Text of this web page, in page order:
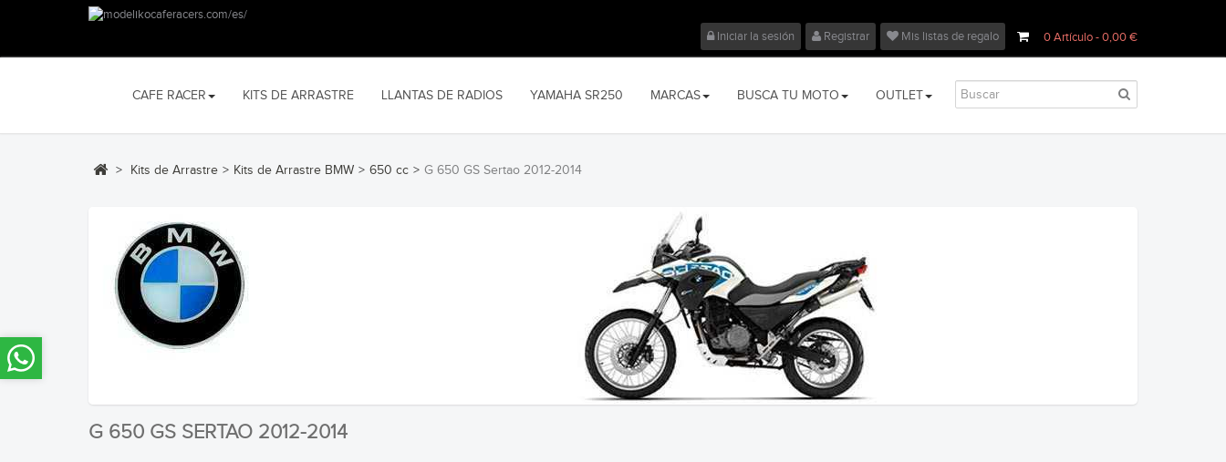
0Artículo- 0,00 €
Iniciar la sesión Registrar Mis listas de regalo
CAFE RACER KITS DE ARRASTRE LLANTAS DE RADIOS YAMAHA SR250 MARCAS BUSCA TU MOTO OUTLET
> Kits de Arrastre > Kits de Arrastre BMW > 650 cc > G 650 GS Sertao 2012-2014
G 650 GS SERTAO 2012-2014